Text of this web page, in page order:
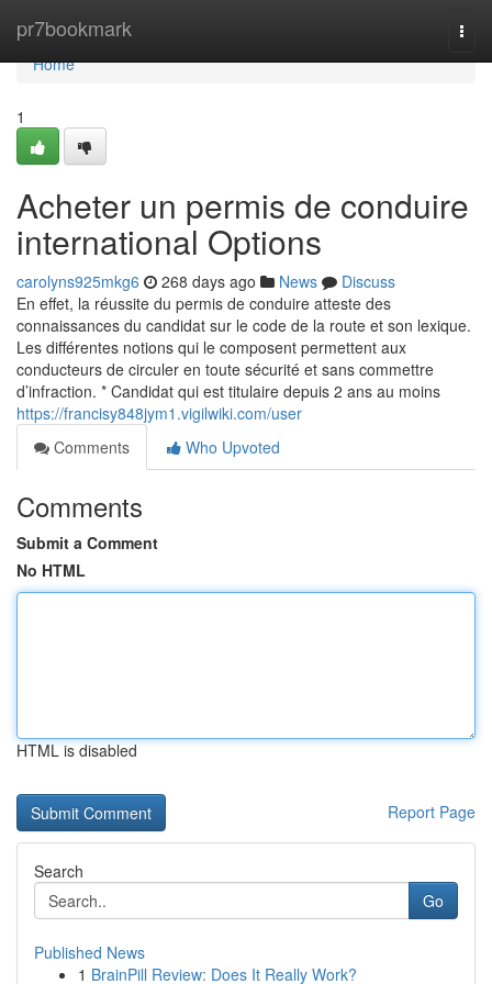
pr7bookmark
Home
Home
1
Acheter un permis de conduire
international Options
carolyns925mkg6 268 days ago News
Discuss
En effet, la réussite du permis de conduire atteste des
connaissances du candidat sur le code de la route et son lexique.
Les différentes notions qui le composent permettent aux
conducteurs de circuler en toute sécurité et sans commettre
d’infraction. * Candidat qui est titulaire depuis 2 ans au moins
https://francisy848jym1.vigilwiki.com/user
Comments
Who Upvoted
Comments
Submit a Comment
No HTML
HTML is disabled
Report Page
Search
Go
Published News
1 BrainPill Review: Does It Really Work?